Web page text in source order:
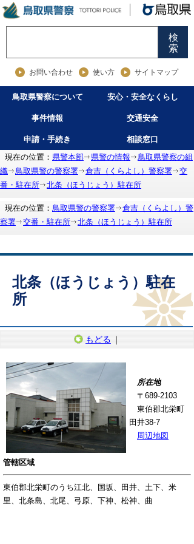
検
索
お問い合わせ 使い方 サイトマップ
鳥取県警察について 安心・安全なくらし
事件情報 交通安全
申請・手続き
相談窓口
現在の位置： 県警本部 県警の情報
鳥取県警察の組
織
鳥取県警の警察署 倉吉（くらよし）警察署
交
番・駐在所
北条（ほうじょう）駐在所
現在の位置： 鳥取県警の警察署
倉吉（くらよし）警
察署
交番・駐在所 北条（ほうじょう）駐在所
北条（ほうじょう）駐在
所
もどる ｜
所在地
〒689-2103
東伯郡北栄町
田井38-7
周辺地図
管轄区域
東伯郡北栄町のうち江北、国坂、田井、土下、米
里、北条島、北尾、弓原、下神、松神、曲